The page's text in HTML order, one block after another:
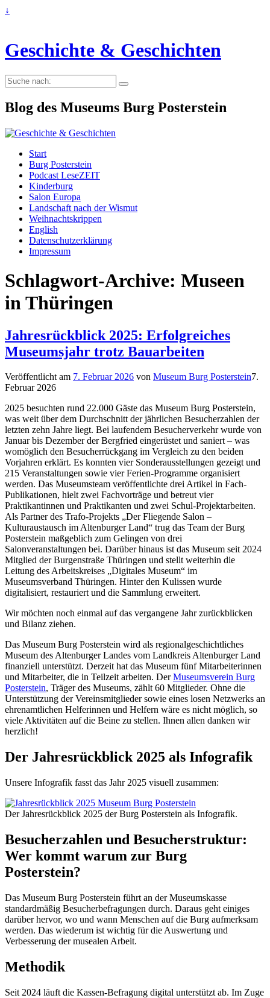
↓
Geschichte & Geschichten
Suche
nach:
Blog des Museums Burg Posterstein
Start
Burg Posterstein
Podcast LeseZEIT
Kinderburg
Salon Europa
Landschaft nach der Wismut
Weihnachtskrippen
English
Datenschutzerklärung
Impressum
Schlagwort-Archive: Museen
in Thüringen
Jahresrückblick 2025: Erfolgreiches
Museumsjahr trotz Bauarbeiten
Veröffentlicht am 7. Februar 2026 von Museum Burg Posterstein7.
Februar 2026
2025 besuchten rund 22.000 Gäste das Museum Burg Posterstein,
was weit über dem Durchschnitt der jährlichen Besucherzahlen der
letzten zehn Jahre liegt. Bei laufendem Besucherverkehr wurde von
Januar bis Dezember der Bergfried eingerüstet und saniert – was
womöglich den Besucherrückgang im Vergleich zu den beiden
Vorjahren erklärt. Es konnten vier Sonderausstellungen gezeigt und
215 Veranstaltungen sowie vier Ferien-Programme organisiert
werden. Das Museumsteam veröffentlichte drei Artikel in Fach-
Publikationen, hielt zwei Fachvorträge und betreut vier
Praktikantinnen und Praktikanten und zwei Schul-Projektarbeiten.
Als Partner des Trafo-Projekts „Der Fliegende Salon –
Kulturaustausch im Altenburger Land“ trug das Team der Burg
Posterstein maßgeblich zum Gelingen von drei
Salonveranstaltungen bei. Darüber hinaus ist das Museum seit 2024
Mitglied der Burgenstraße Thüringen und stellt weiterhin die
Leitung des Arbeitskreises „Digitales Museum“ im
Museumsverband Thüringen. Hinter den Kulissen wurde
digitalisiert, restauriert und die Sammlung erweitert.
Wir möchten noch einmal auf das vergangene Jahr zurückblicken
und Bilanz ziehen.
Das Museum Burg Posterstein wird als regionalgeschichtliches
Museum des Altenburger Landes vom Landkreis Altenburger Land
finanziell unterstützt. Derzeit hat das Museum fünf Mitarbeiterinnen
und Mitarbeiter, die in Teilzeit arbeiten. DerMuseumsverein Burg
Posterstein, Träger des Museums, zählt 60 Mitglieder. Ohne die
Unterstützung der Vereinsmitglieder sowie eines losen Netzwerks an
ehrenamtlichen Helferinnen und Helfern wäre es nicht möglich, so
viele Aktivitäten auf die Beine zu stellen. Ihnen allen danken wir
herzlich!
Der Jahresrückblick 2025 als Infografik
Unsere Infografik fasst das Jahr 2025 visuell zusammen:
Der Jahresrückblick 2025 der Burg Posterstein als Infografik.
Besucherzahlen und Besucherstruktur:
Wer kommt warum zur Burg
Posterstein?
Das Museum Burg Posterstein führt an der Museumskasse
standardmäßig Besucherbefragungen durch. Daraus geht einiges
darüber hervor, wo und wann Menschen auf die Burg aufmerksam
werden. Das wiederum ist wichtig für die Auswertung und
Verbesserung der musealen Arbeit.
Methodik
Seit 2024 läuft die Kassen-Befragung digital unterstützt ab. Im Zuge